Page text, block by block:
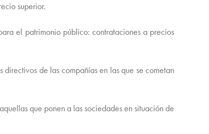
superior.
el patrimonio público: contrataciones a precios
de las compañías en las que se cometan
que ponen a las sociedades en situación de